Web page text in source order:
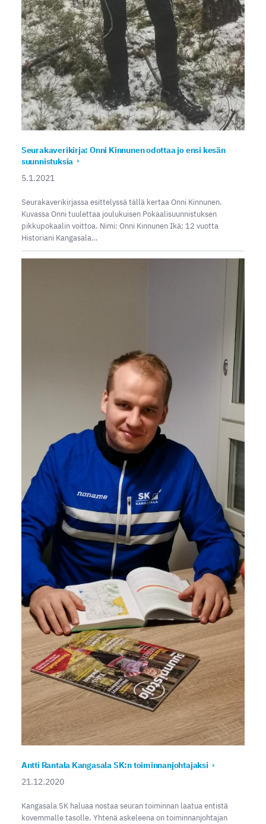
Seurakaverikirja: Onni Kinnunen odottaa jo ensi kesän
suunnistuksia
5.1.2021
Seurakaverikirjassa esittelyssä tällä kertaa Onni Kinnunen.
Kuvassa Onni tuulettaa joulukuisen Pokaalisuunnistuksen
pikkupokaalin voittoa. Nimi: Onni Kinnunen Ikä: 12 vuotta
Historiani Kangasala…
Antti Rantala Kangasala SK:n toiminnanjohtajaksi
21.12.2020
Kangasala SK haluaa nostaa seuran toiminnan laatua entistä
kovemmalle tasolle. Yhtenä askeleena on toiminnanjohtajan